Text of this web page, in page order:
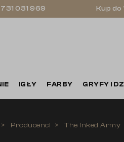
031 969 Kup do
IGŁY FARBY GRYFY I
Producenci The Inked Army